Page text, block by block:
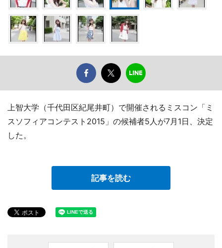
上智大学（千代田区紀尾井町）で開催されるミスコン「ミ
スソフィアコンテスト2015」の候補者5人が7月1日、決定
した。
記事を読む